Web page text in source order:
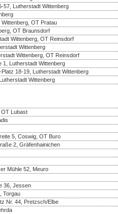
57, Lutherstadt Wittenberg
OT Pratau
OT Braunsdorf
Wittenberg, OT Reinsdorf
Wittenberg
Wittenberg, OT Reinsdorf
1, Lutherstadt Wittenberg
18-19, Lutherstadt Wittenberg
Wittenberg
OT Lubast
5, Coswig, OT Buro
2, Gräfenhainichen
Mühle 52, Meuro
36, Jessen
Torgau
Nr. 44, Pretzsch/Elbe